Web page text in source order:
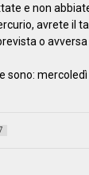
e non
avrete il
o avversa